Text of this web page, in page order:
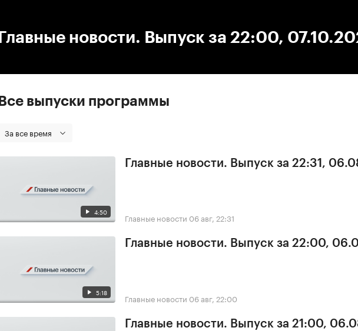
Главные новости. Выпуск за 22:00,
Все выпуски программы
За все время
4:50
Главные новости. Выпуск за 22:31,
Главные новости 06 авг, 22:31
5:18
Главные новости. Выпуск за 22:00,
Главные новости 06 авг, 22:00
Главные новости. Выпуск за 21:00,